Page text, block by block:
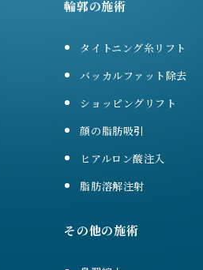
輪郭の施術
タイトニング糸リフト
バッカルファット除去
ショッピングリフト
顔の脂肪吸引
ヒアルロン酸注入
脂肪溶解注射
その他の施術